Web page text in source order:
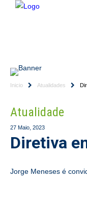
Inicio Atualidades
Atualidade
27 Maio, 2023
Diretiva
Jorge Meneses é